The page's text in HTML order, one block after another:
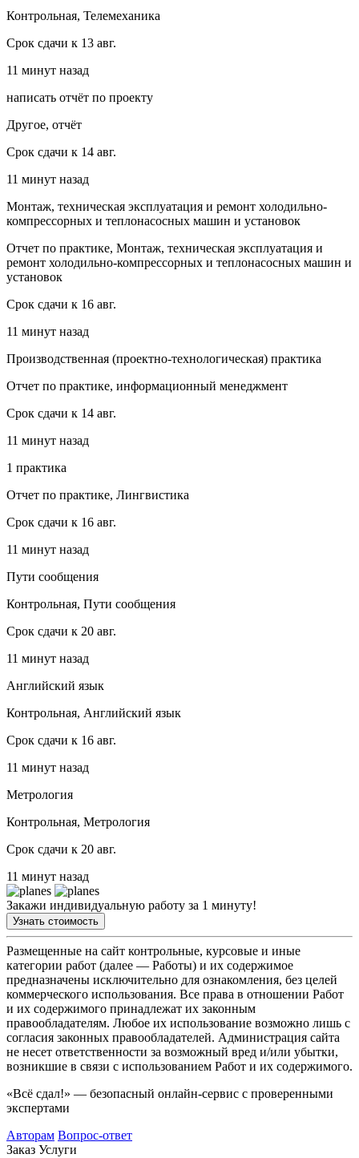
Контрольная, Телемеханика
Срок сдачи к 13 авг.
11 минут назад
написать отчёт по проекту
Другое, отчёт
Срок сдачи к 14 авг.
11 минут назад
Монтаж, техническая эксплуатация и ремонт холодильно-
компрессорных и теплонасосных машин и установок
Отчет по практике, Монтаж, техническая эксплуатация и
ремонт холодильно-компрессорных и теплонасосных машин и
установок
Срок сдачи к 16 авг.
11 минут назад
Производственная (проектно-технологическая) практика
Отчет по практике, информационный менеджмент
Срок сдачи к 14 авг.
11 минут назад
1 практика
Отчет по практике, Лингвистика
Срок сдачи к 16 авг.
11 минут назад
Пути сообщения
Контрольная, Пути сообщения
Срок сдачи к 20 авг.
11 минут назад
Английский язык
Контрольная, Английский язык
Срок сдачи к 16 авг.
11 минут назад
Метрология
Контрольная, Метрология
Срок сдачи к 20 авг.
11 минут назад
Закажи индивидуальную работу за 1 минуту!
Узнать стоимость
Размещенные на сайт контрольные, курсовые и иные
категории работ (далее — Работы) и их содержимое
предназначены исключительно для ознакомления, без целей
коммерческого использования. Все права в отношении Работ
и их содержимого принадлежат их законным
правообладателям. Любое их использование возможно лишь с
согласия законных правообладателей. Администрация сайта
не несет ответственности за возможный вред и/или убытки,
возникшие в связи с использованием Работ и их содержимого.
«Всё сдал!» — безопасный онлайн-сервис с проверенными
экспертами
Авторам Вопрос-ответ
Заказ Услуги